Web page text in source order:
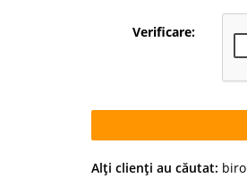
Verificare:
Alţi clienţi au căutat: